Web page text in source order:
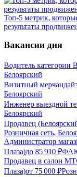
Топ-5 метрик,
результаты
Вакансии дня
Водитель категории
Белоярский
Визитный
Белоярский
Инженер выездной
Белоярский
Продавец
Розничная сеть,
Администратор
Плаза)до 85 910 ₽
Продавец в салон
Плаза)от 75 000 ₽